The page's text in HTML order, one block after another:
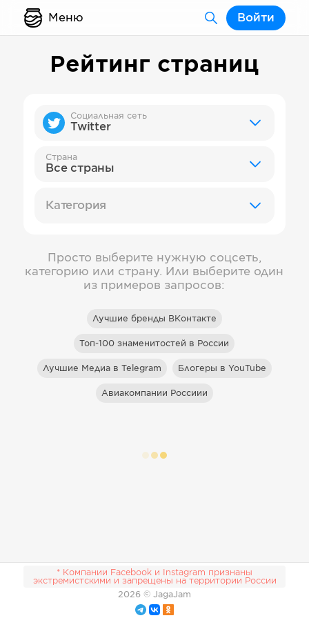
Меню Войти
Рейтинг страниц
Социальная сеть
Twitter
Страна
Все страны
Категория
Просто выберите нужную соцсеть,
категорию или страну. Или выберите один
из примеров запросов:
Лучшие бренды ВКонтакте
Топ-100 знаменитостей в России
Лучшие Медиа в Telegram Блогеры в YouTube
Авиакомпании Россиии
* Компании Facebook и Instagram признаны
экстремистскими и запрещены на территории России
2026 © JagaJam